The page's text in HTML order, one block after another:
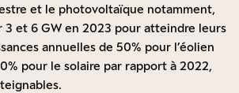
et le photovoltaïque notamment,
3 et 6 GW en 2023 pour atteindre leurs
annuelles de 50% pour l’éolien
pour le solaire par rapport à 2022,